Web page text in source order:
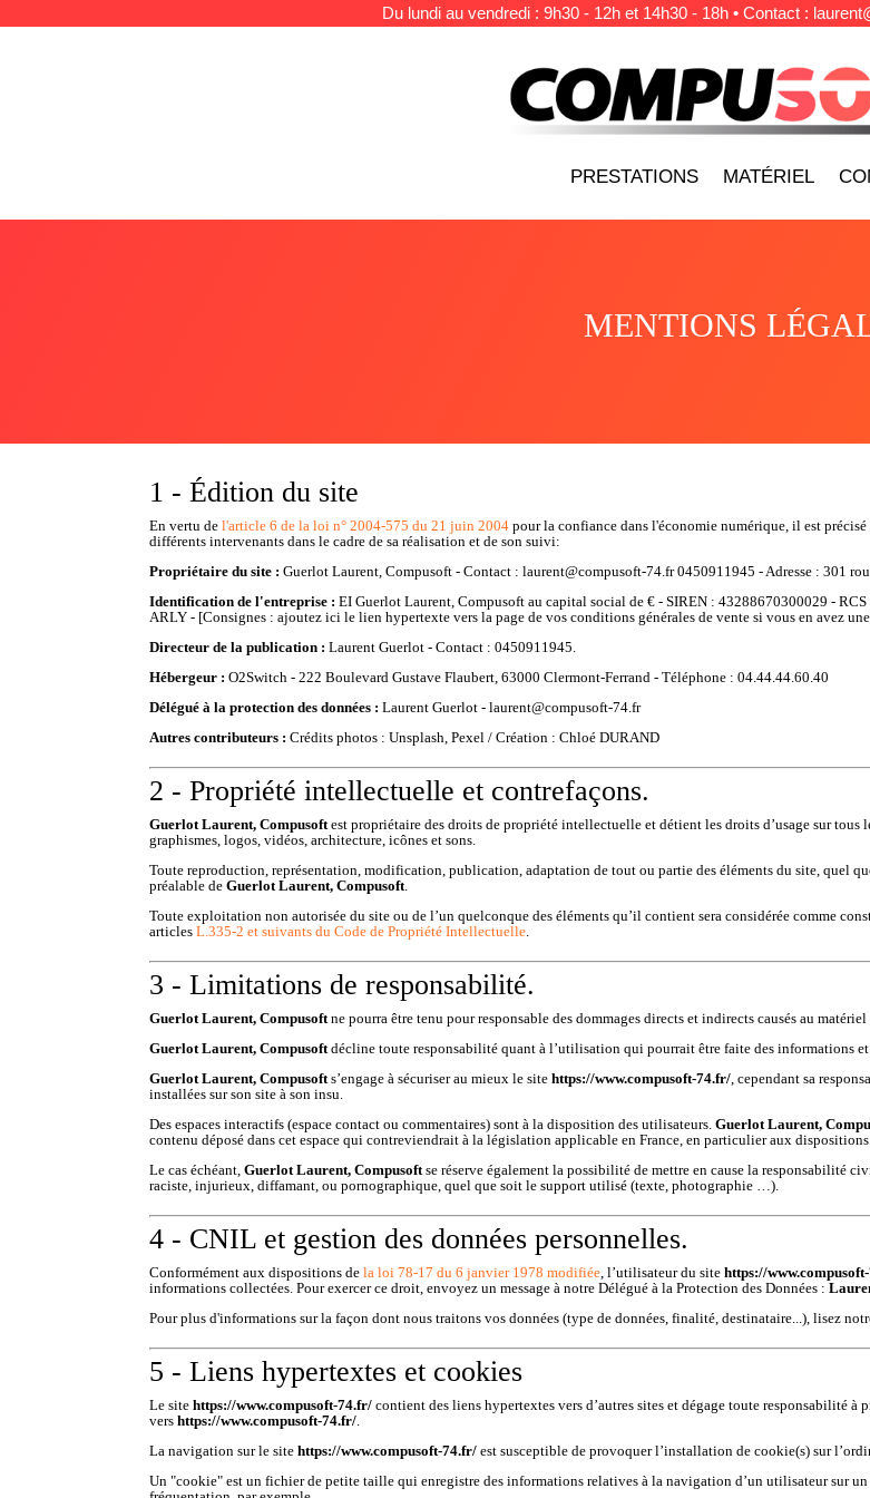
Du lundi au vendredi : 9h30 - 12h et 14h30 - 18h • Contact :
PRESTATIONS MATÉRIEL
MENTIONS
1 - Édition du site
En vertu del'article 6 de la loi n° 2004-575 du 21 juin 2004 pour la confiance dans l'économie numérique, il est
différents intervenants dans le cadre de sa réalisation et de son suivi:
Propriétaire du site :Guerlot Laurent, Compusoft - Contact :laurent@compusoft-74.fr 0450911945 - Adresse :301
Identification de l'entreprise : EI Guerlot Laurent, Compusoft au capital social de € - SIREN :43288670300029 -
ARLY - [Consignes : ajoutez ici le lien hypertexte vers la page de vos conditions générales de vente si vous en avez
Directeur de la publication :Laurent Guerlot - Contact :0450911945
Hébergeur : O2Switch - 222 Boulevard Gustave Flaubert, 63000 Clermont-Ferrand - Téléphone : 04.44.44.60.40
Délégué à la protection des données :Laurent Guerlot -laurent@compusoft-74.fr
Autres contributeurs : Crédits photos : Unsplash, Pexel / Création : Chloé DURAND
2 - Propriété intellectuelle et contrefaçons.
Guerlot Laurent, Compusoft est propriétaire des droits de propriété intellectuelle et détient les droits d’usage sur tous
graphismes, logos, vidéos, architecture, icônes et sons.
Toute reproduction, représentation, modification, publication, adaptation de tout ou partie des éléments du site, quel
préalable deGuerlot Laurent, Compusoft
Toute exploitation non autorisée du site ou de l’un quelconque des éléments qu’il contient sera considérée comme
articlesL.335-2 et suivants du Code de Propriété Intellectuelle
3 - Limitations de responsabilité.
Guerlot Laurent, Compusoft ne pourra être tenu pour responsable des dommages directs et indirects causés au
Guerlot Laurent, Compusoft décline toute responsabilité quant à l’utilisation qui pourrait être faite des informations
Guerlot Laurent, Compusoft s’engage à sécuriser au mieux le sitehttps://www.compusoft-74.fr/ , cependant sa
installées sur son site à son insu.
Des espaces interactifs (espace contact ou commentaires) sont à la disposition des utilisateurs.Guerlot Laurent,
contenu déposé dans cet espace qui contreviendrait à la législation applicable en France, en particulier aux
Le cas échéant,Guerlot Laurent, Compusoft se réserve également la possibilité de mettre en cause la responsabilité
raciste, injurieux, diffamant, ou pornographique, quel que soit le support utilisé (texte, photographie …).
4 - CNIL et gestion des données personnelles.
Conformément aux dispositions dela loi 78-17 du 6 janvier 1978 modifiée , l’utilisateur du sitehttps://
informations collectées. Pour exercer ce droit, envoyez un message à notre Délégué à la Protection des Données :
Pour plus d'informations sur la façon dont nous traitons vos données (type de données, finalité, destinataire...), lisez
5 - Liens hypertextes et cookies
Le sitehttps://www.compusoft-74.fr/ contient des liens hypertextes vers d’autres sites et dégage toute responsabilité à
vershttps://www.compusoft-74.fr/
La navigation sur le sitehttps://www.compusoft-74.fr/ est susceptible de provoquer l’installation de cookie(s) sur
Un "cookie" est un fichier de petite taille qui enregistre des informations relatives à la navigation d’un utilisateur sur un